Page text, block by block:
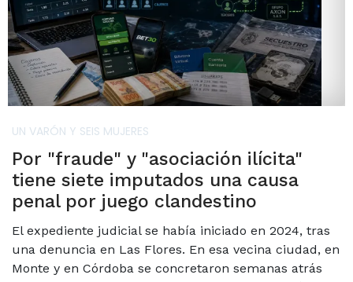
UN VARÓN Y SEIS MUJERES
Por "fraude" y "asociación ilícita"
tiene siete imputados una causa
penal por juego clandestino
El expediente judicial se había iniciado en 2024, tras
una denuncia en Las Flores. En esa vecina ciudad, en
Monte y en Córdoba se concretaron semanas atrás